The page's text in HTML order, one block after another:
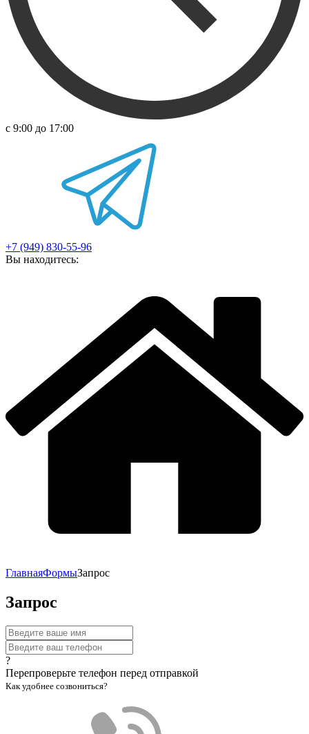
с 9:00 до 17:00
+7 (949) 830-55-96
Вы находитесь:
ГлавнаяФормыЗапрос
Запрос
?
Перепроверьте телефон перед отправкой
Как удобнее созвониться?